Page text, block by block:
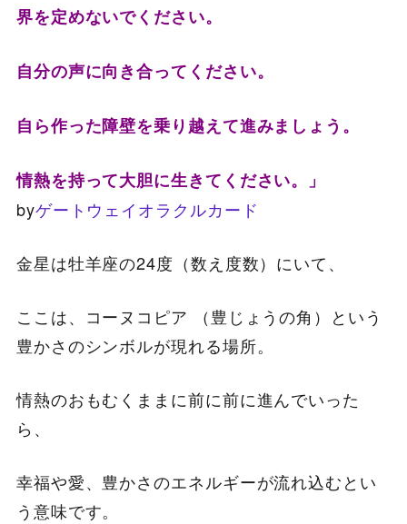
界を定めないでください。
自分の声に向き合ってください。
自ら作った障壁を乗り越えて進みましょう。
情熱を持って大胆に生きてください。」
byゲートウェイオラクルカード
金星は牡羊座の24度（数え度数）にいて、
ここは、コーヌコピア （豊じょうの角）という
豊かさのシンボルが現れる場所。
情熱のおもむくままに前に前に進んでいった
ら、
幸福や愛、豊かさのエネルギーが流れ込むとい
う意味です。